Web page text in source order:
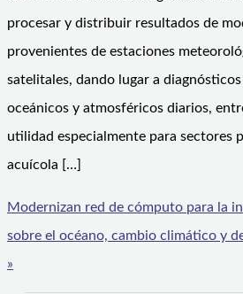
procesar y distribuir resultados de
provenientes de estaciones
satelitales, dando lugar a
oceánicos y atmosféricos diarios,
utilidad especialmente para sectores
acuícola […]
Modernizan red de cómputo para la
sobre el océano, cambio climático y
»